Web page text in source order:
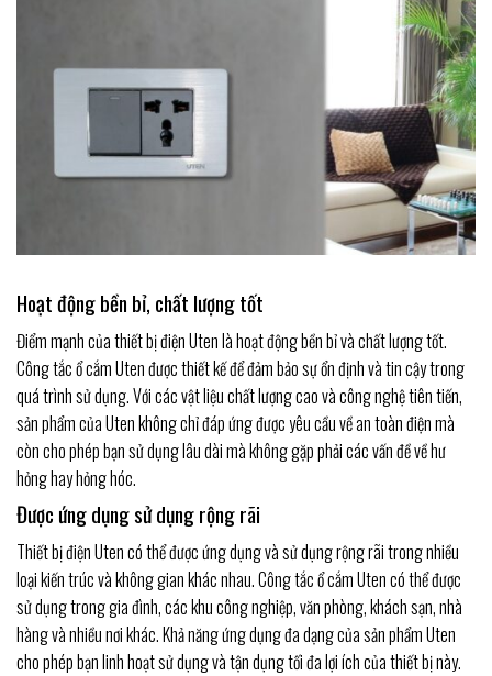
Hoạt động bền bỉ, chất lượng tốt
Điểm mạnh của thiết bị điện Uten là hoạt động bền bỉ và chất lượng tốt.
Công tắc ổ cắm Uten được thiết kế để đảm bảo sự ổn định và tin cậy trong
quá trình sử dụng. Với các vật liệu chất lượng cao và công nghệ tiên tiến,
sản phẩm của Uten không chỉ đáp ứng được yêu cầu về an toàn điện mà
còn cho phép bạn sử dụng lâu dài mà không gặp phải các vấn đề về hư
hỏng hay hỏng hóc.
Được ứng dụng sử dụng rộng rãi
Thiết bị điện Uten có thể được ứng dụng và sử dụng rộng rãi trong nhiều
loại kiến trúc và không gian khác nhau. Công tắc ổ cắm Uten có thể được
sử dụng trong gia đình, các khu công nghiệp, văn phòng, khách sạn, nhà
hàng và nhiều nơi khác. Khả năng ứng dụng đa dạng của sản phẩm Uten
cho phép bạn linh hoạt sử dụng và tận dụng tối đa lợi ích của thiết bị này.